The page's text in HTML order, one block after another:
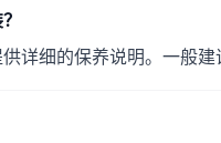
详细的保养说明。一般